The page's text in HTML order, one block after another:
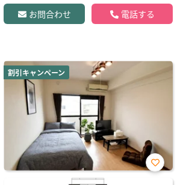
お問合わせ 電話する
割引キャンペーン
お気